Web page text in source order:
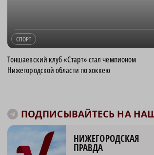
СПОРТ
Тоншаевский клуб «Старт» стал чемпионом
Нижегородской области по хоккею
ПОДПИСЫВАЙТЕСЬ НА
НИЖЕГОРОДСКАЯ
ПРАВДА